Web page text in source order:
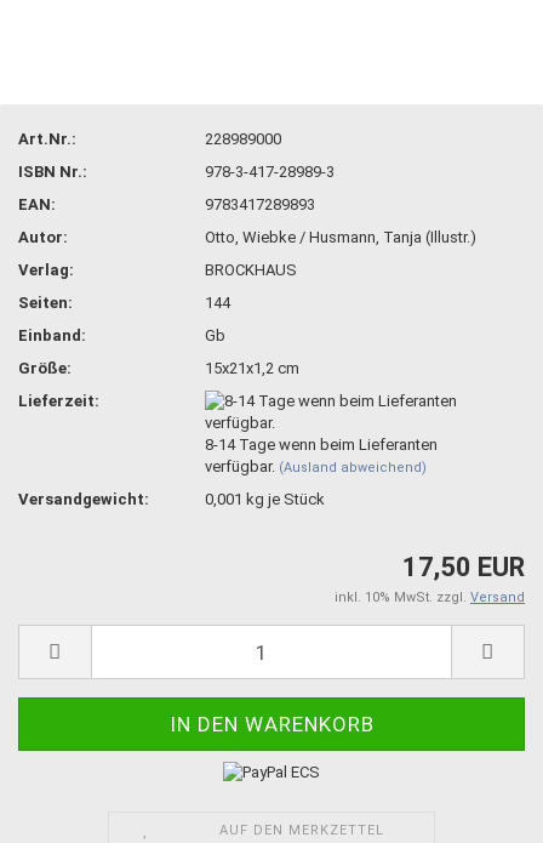
Art.Nr.:
228989000
ISBN Nr.:
978-3-417-28989-3
EAN:
9783417289893
Autor:
Otto, Wiebke / Husmann, Tanja (Illustr.)
Verlag:
BROCKHAUS
Seiten:
144
Einband:
Gb
Größe:
15x21x1,2 cm
Lieferzeit:
8-14 Tage wenn beim Lieferanten
verfügbar. (Ausland abweichend)
Versandgewicht: 0,001 kg je Stück
17,50 EUR
inkl. 10% MwSt. zzgl. Versand
AUF DEN MERKZETTEL